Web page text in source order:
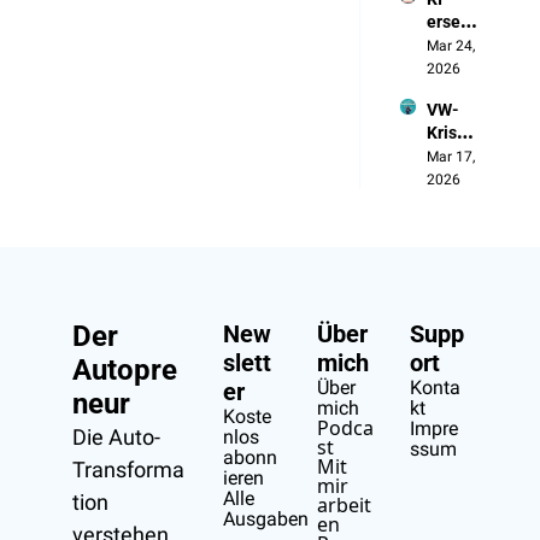
Verseh
en
ersetzt
die
Manag
nicht
die
Arbeit
er
Mar 24,
2026
VW-
Krise:
Gewin
n
auf
Mar 17,
2026
Der
Autopre
neur
Die Auto-
Transforma
tion
verstehen.
New
slett
er
Koste
nlos
abonn
ieren
Alle
Ausgaben
Über
mich
Über
mich
Podca
st
Mit
mir
arbeit
en
Supp
ort
Konta
kt
Impre
ssum